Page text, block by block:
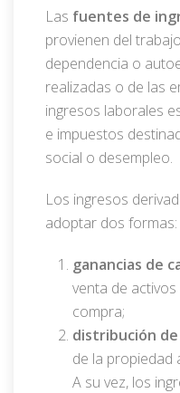
Las fuentes de
provienen del
dependencia o
realizadas o de las
ingresos laborales
e impuestos
social o desempleo.
Los ingresos
adoptar dos formas:
ganancias de
venta de
compra;
distribución
de la propiedad
A su vez, los